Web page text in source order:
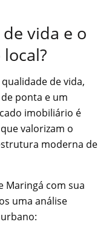
vida e o
de vida,
ponta e um
imobiliário é
valorizam o
moderna de
Maringá com sua
uma análise